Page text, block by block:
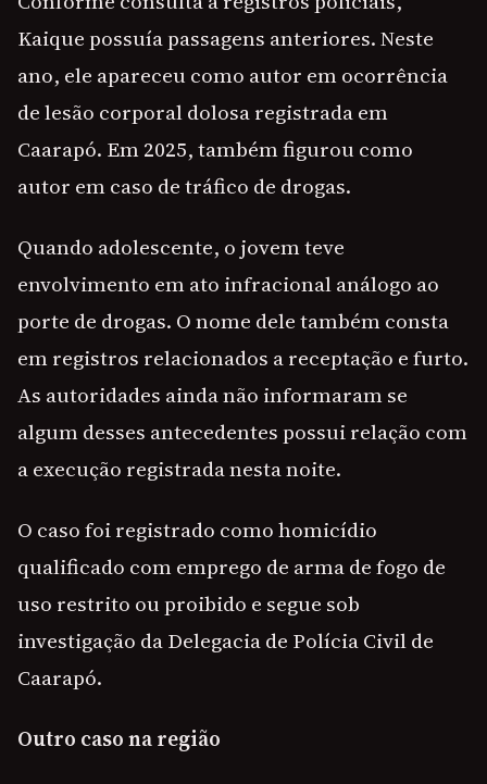
Kaique possuía passagens anteriores. Neste
ano, ele apareceu como autor em ocorrência
de lesão corporal dolosa registrada em
Caarapó. Em 2025, também figurou como
autor em caso de tráfico de drogas.
Quando adolescente, o jovem teve
envolvimento em ato infracional análogo ao
porte de drogas. O nome dele também consta
em registros relacionados a receptação e furto.
As autoridades ainda não informaram se
algum desses antecedentes possui relação com
a execução registrada nesta noite.
O caso foi registrado como homicídio
qualificado com emprego de arma de fogo de
uso restrito ou proibido e segue sob
investigação da Delegacia de Polícia Civil de
Caarapó.
Outro caso na região